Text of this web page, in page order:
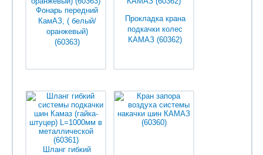
Фонарь передний
КамАЗ, ( белый/
оранжевый)
(60363)
менеджеров
Прокладка крана
подкачки колес
КАМАЗ (60362)
менеджеров
Шланг гибкий